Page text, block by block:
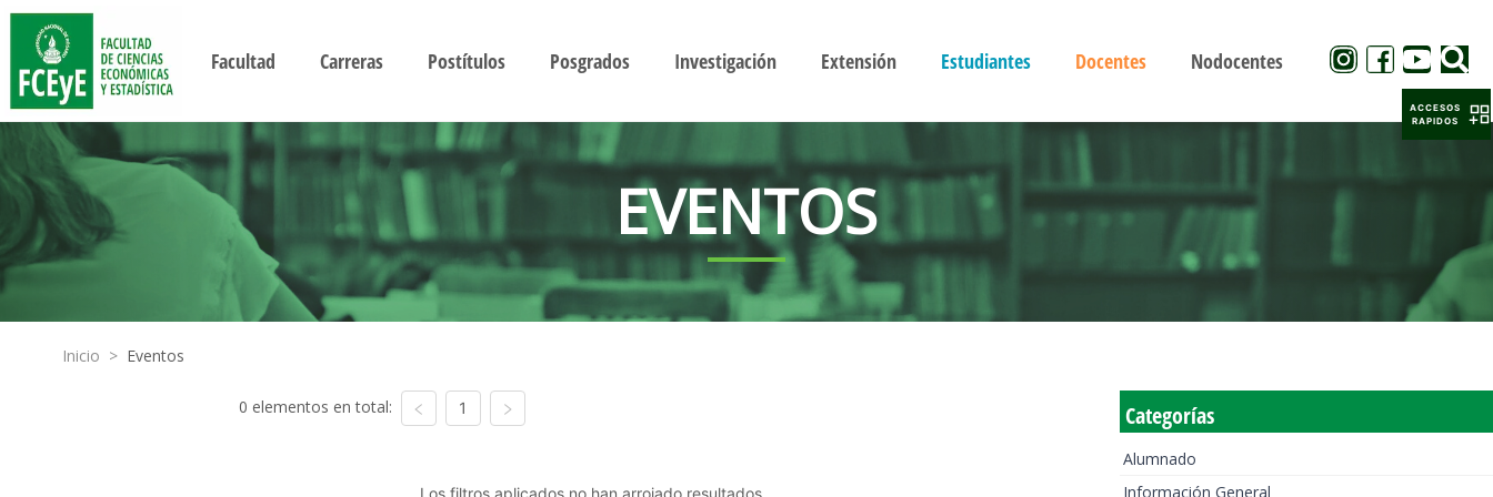
Facultad Carreras Postítulos Posgrados Investigación Extensión Estudiantes Docentes Nodocentes
EVENTOS
Inicio > Eventos
0 elementos en total: 1
Los filtros aplicados no han arrojado resultados
Categorías
Alumnado
Información General
ACCESOS
RAPIDOS